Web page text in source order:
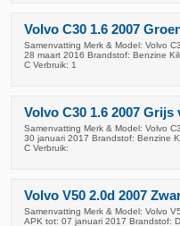
Volvo C30 1.6 2007
Samenvatting Merk & Model: Volvo
28 maart 2016 Brandstof: Benzine
C Verbruik: 1
Volvo C30 1.6 2007 Grijs
Samenvatting Merk & Model: Volvo
30 januari 2017 Brandstof: Benzine
C Verbruik:
Volvo V50 2.0d 2007
Samenvatting Merk & Model: Volvo
APK tot: 07 januari 2017 Brandstof: